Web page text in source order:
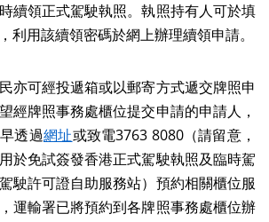
續領正式駕駛執照。執照持有人可於填
利用該續領密碼於網上辦理續領申請。
亦可經投遞箱或以郵寄方式遞交牌照申
經牌照事務處櫃位提交申請的申請人，
透過網址或致電3763 8080（請留意，
於免試簽發香港正式駕駛執照及臨時駕
駛許可證自助服務站）預約相關櫃位服
運輸署已將預約到各牌照事務處櫃位辦